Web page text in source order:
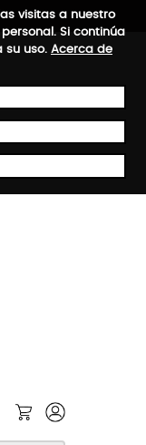
visitas a nuestro
Si continúa
su uso. Acerca de
SEGURO